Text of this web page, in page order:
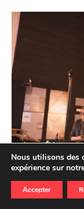
#Trans2025
Catto en
16.01.2026
Nous utilisons des
expérience sur
Accepter